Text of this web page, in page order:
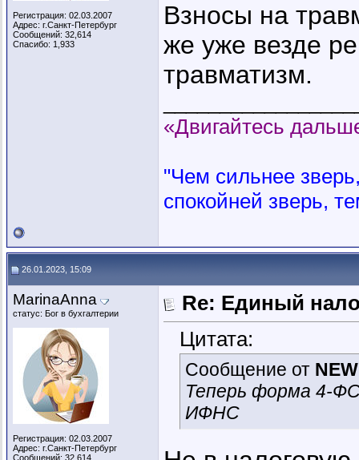
Регистрация: 02.03.2007
Адрес: г.Санкт-Петербург
Сообщений: 32,614
Спасибо: 1,933
Взносы на
же уже везде
травматизм.
«Двигайтесь
"Чем сильнее
спокойней зверь,
26.01.2023, 15:09
MarinaAnna
статус: Бог в бухгалтерии
Регистрация: 02.03.2007
Адрес: г.Санкт-Петербург
Сообщений: 32,614
Re: Единый
Цитата:
Сообщение от
Теперь форма 4-
ИФНС